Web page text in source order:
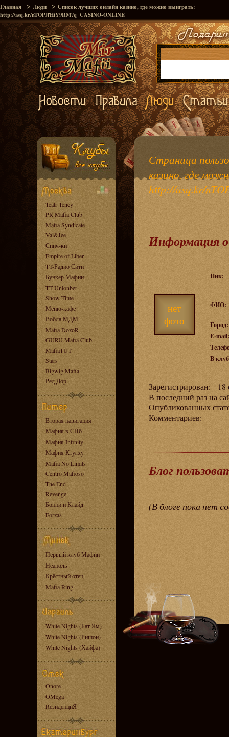
Главная -> Люди -> Список лучших онлайн казино, где можно выиграть:
http://asq.kr/nTOPJfHiY9RM?q=CASINO-ONLINE
Teatr Teney
PR Mafia Club
Mafia Syndicate
Val&Jee
Спич-ки
Empire of Liber
TT-Радио Сити
Бункер Мафии
TT-Unionbet
Show Time
Меню-кафе
Вобла МДМ
Mafia DozoR
GURU Mafia Club
MafiaTUT
Stars
Bigwig Mafia
Ред Дор
Вторая навигация
Мафия в СПб
Мафия Infinity
Мафия Ктулху
Mafia No Limits
Centro Mafioso
The End
Revenge
Бонни и Клайд
Forzas
Первый клуб Мафии
Неаполь
Крёстный отец
Mafia Ring
White Nights (Бат Ям)
White Nights (Ришон)
White Nights (Хайфа)
Onore
OMega
RезиденциЯ
Страница
казино, где
http://asq.kr/
Информация о
нет
фото
Ник:
ФИО:
Город:
E-mail:
В
Зарегистрирован: 18
В последний раз на
Опубликованных
Комментариев:
Блог
(В блоге пока нет